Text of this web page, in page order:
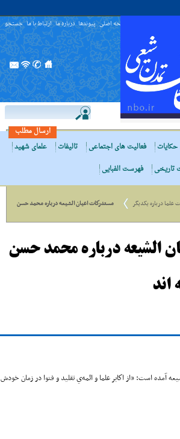
صفحه اصلی پیوندها درباره ما ارتباط با ما جستجو
ارسال مطلب
حکایات فعالیت های اجتماعی تالیفات
علمای شهید
تاریخی فهرست الفبایی
علما درباره یکدیگر
مستدركات اعيان الشيعه درباره محمد حسن
الشيعه درباره محمد حسن
اند
آمده است: «از اكابر علما و ائمه‌ي تقليد و فتوا در زمان